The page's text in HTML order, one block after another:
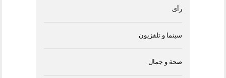
رأى
سينما و تلفزيون
صحة و جمال